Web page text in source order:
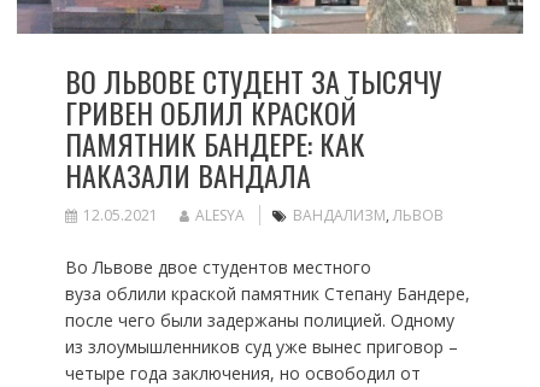
ВО ЛЬВОВЕ СТУДЕНТ ЗА ТЫСЯЧУ
ГРИВЕН ОБЛИЛ КРАСКОЙ
ПАМЯТНИК БАНДЕРЕ: КАК
НАКАЗАЛИ ВАНДАЛА
12.05.2021 ALESYA ВАНДАЛИЗМ,ЛЬВОВ
Во Львове двое студентов местного
вуза облили краской памятник Степану Бандере,
после чего были задержаны полицией. Одному
из злоумышленников суд уже вынес приговор –
четыре года заключения, но освободил от